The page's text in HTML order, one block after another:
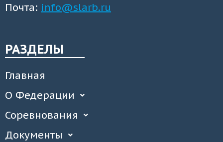
Почта: info@slarb.ru
РАЗДЕЛЫ
Главная
О Федерации
Соревнования
Документы